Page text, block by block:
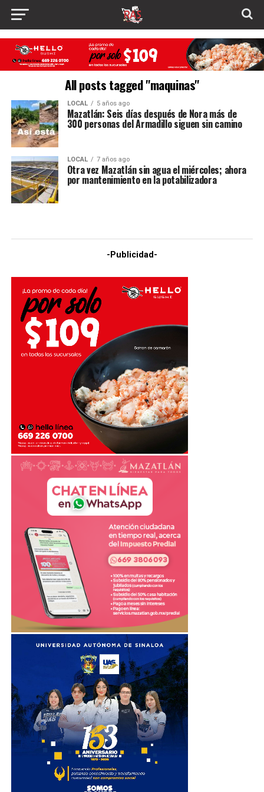
All posts tagged "maquinas"
LOCAL 5 años ago
Mazatlán: Seis días después de Nora más de
300 personas del Armadillo siguen sin camino
LOCAL 7 años ago
Otra vez Mazatlán sin agua el miércoles; ahora
por mantenimiento en la potabilizadora
-Publicidad-